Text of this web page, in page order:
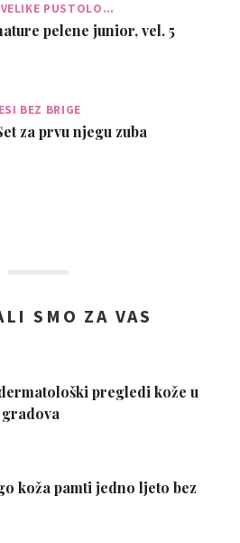
PUSTOLO…
pelene junior, vel. 5
BEZ BRIGE
za prvu njegu zuba